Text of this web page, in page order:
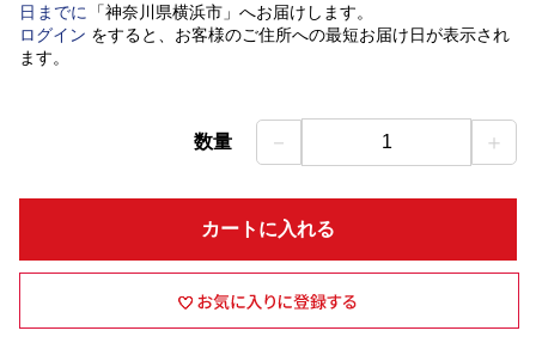
日 までに 「神奈川県横浜市」 へお届けします。
ログイン をすると、お客様のご住所への最短お届け日が表示され
ます。
数量 － 1 ＋
カートに入れる